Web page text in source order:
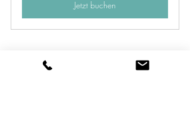
Jetzt buchen
FitnessPersonaltraining
Entspannung